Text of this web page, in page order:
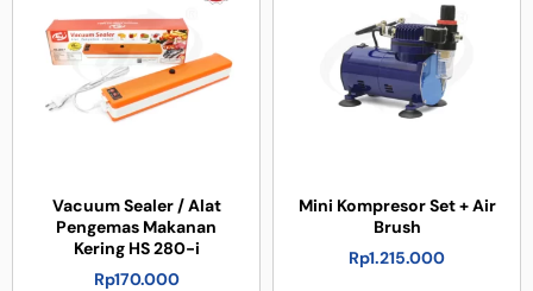
Vacuum Sealer / Alat
Pengemas Makanan
Kering HS 280-i
Rp170.000
Mini Kompresor Set + Air
Brush
Rp1.215.000